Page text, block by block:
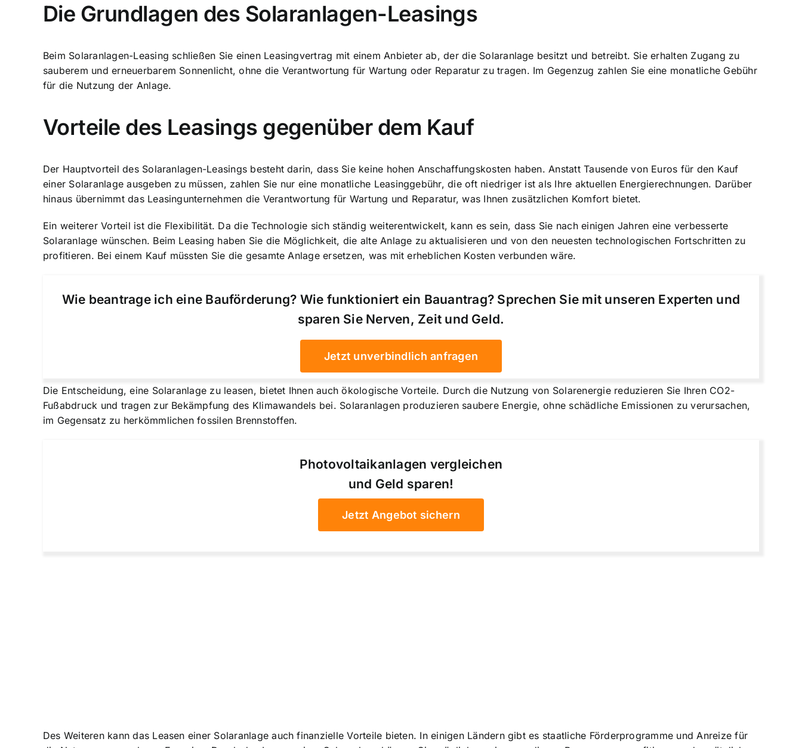
Die Grundlagen des Solaranlagen-Leasings
Beim Solaranlagen-Leasing schließen Sie einen Leasingvertrag mit einem Anbieter ab, der die Solaranlage besitzt und betreibt. Sie erhalten Zugang zu
sauberem und erneuerbarem Sonnenlicht, ohne die Verantwortung für Wartung oder Reparatur zu tragen. Im Gegenzug zahlen Sie eine monatliche Gebühr
für die Nutzung der Anlage.
Vorteile des Leasings gegenüber dem Kauf
Der Hauptvorteil des Solaranlagen-Leasings besteht darin, dass Sie keine hohen Anschaffungskosten haben. Anstatt Tausende von Euros für den Kauf
einer Solaranlage ausgeben zu müssen, zahlen Sie nur eine monatliche Leasinggebühr, die oft niedriger ist als Ihre aktuellen Energierechnungen. Darüber
hinaus übernimmt das Leasingunternehmen die Verantwortung für Wartung und Reparatur, was Ihnen zusätzlichen Komfort bietet.
Ein weiterer Vorteil ist die Flexibilität. Da die Technologie sich ständig weiterentwickelt, kann es sein, dass Sie nach einigen Jahren eine verbesserte
Solaranlage wünschen. Beim Leasing haben Sie die Möglichkeit, die alte Anlage zu aktualisieren und von den neuesten technologischen Fortschritten zu
profitieren. Bei einem Kauf müssten Sie die gesamte Anlage ersetzen, was mit erheblichen Kosten verbunden wäre.
Wie beantrage ich eine Bauförderung? Wie funktioniert ein Bauantrag? Sprechen Sie mit unseren Experten und
sparen Sie Nerven, Zeit und Geld.
Jetzt unverbindlich anfragen
Die Entscheidung, eine Solaranlage zu leasen, bietet Ihnen auch ökologische Vorteile. Durch die Nutzung von Solarenergie reduzieren Sie Ihren CO2-
Fußabdruck und tragen zur Bekämpfung des Klimawandels bei. Solaranlagen produzieren saubere Energie, ohne schädliche Emissionen zu verursachen,
im Gegensatz zu herkömmlichen fossilen Brennstoffen.
Photovoltaikanlagen vergleichen
und Geld sparen!
Jetzt Angebot sichern
Des Weiteren kann das Leasen einer Solaranlage auch finanzielle Vorteile bieten. In einigen Ländern gibt es staatliche Förderprogramme und Anreize für